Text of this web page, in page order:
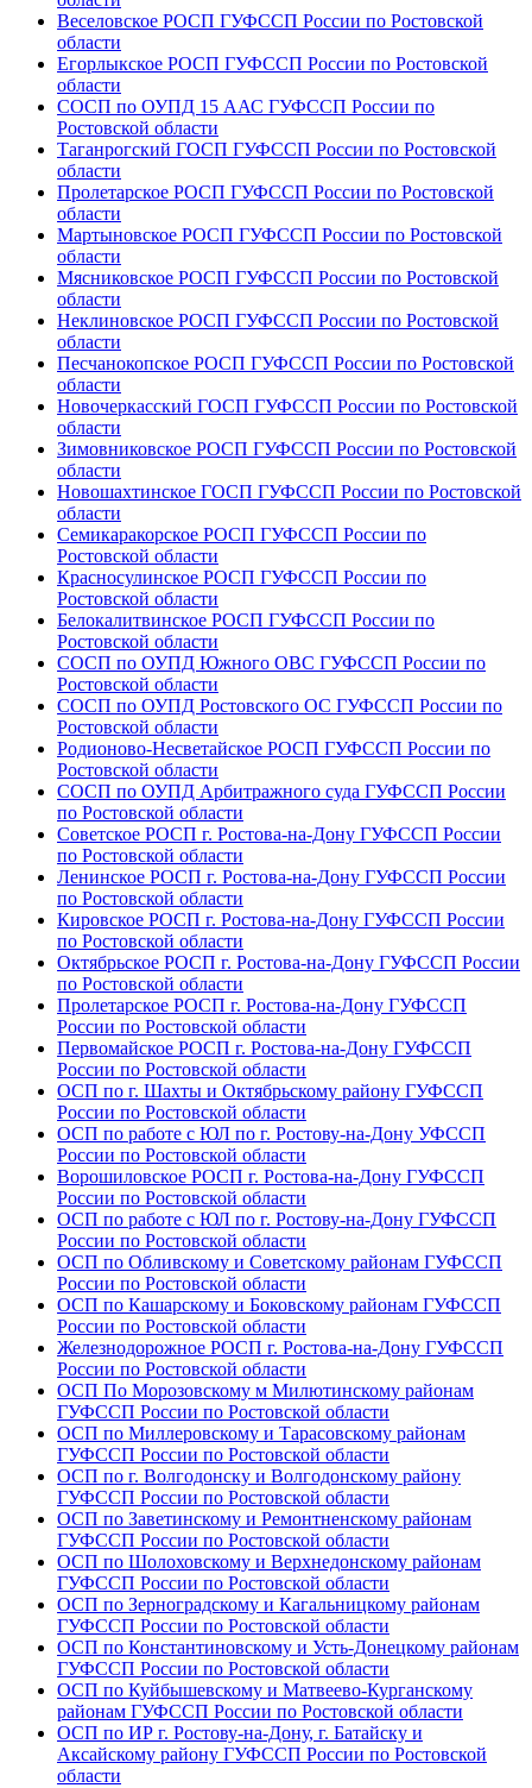
Веселовское РОСП ГУФССП России по Ростовской
области
Егорлыкское РОСП ГУФССП России по Ростовской
области
СОСП по ОУПД 15 ААС ГУФССП России по
Ростовской области
Таганрогский ГОСП ГУФССП России по Ростовской
области
Пролетарское РОСП ГУФССП России по Ростовской
области
Мартыновское РОСП ГУФССП России по Ростовской
области
Мясниковское РОСП ГУФССП России по Ростовской
области
Неклиновское РОСП ГУФССП России по Ростовской
области
Песчанокопское РОСП ГУФССП России по Ростовской
области
Новочеркасский ГОСП ГУФССП России по Ростовской
области
Зимовниковское РОСП ГУФССП России по Ростовской
области
Новошахтинское ГОСП ГУФССП России по Ростовской
области
Семикаракорское РОСП ГУФССП России по
Ростовской области
Красносулинское РОСП ГУФССП России по
Ростовской области
Белокалитвинское РОСП ГУФССП России по
Ростовской области
СОСП по ОУПД Южного ОВС ГУФССП России по
Ростовской области
СОСП по ОУПД Ростовского ОС ГУФССП России по
Ростовской области
Родионово-Несветайское РОСП ГУФССП России по
Ростовской области
СОСП по ОУПД Арбитражного суда ГУФССП России
по Ростовской области
Советское РОСП г. Ростова-на-Дону ГУФССП России
по Ростовской области
Ленинское РОСП г. Ростова-на-Дону ГУФССП России
по Ростовской области
Кировское РОСП г. Ростова-на-Дону ГУФССП России
по Ростовской области
Октябрьское РОСП г. Ростова-на-Дону ГУФССП России
по Ростовской области
Пролетарское РОСП г. Ростова-на-Дону ГУФССП
России по Ростовской области
Первомайское РОСП г. Ростова-на-Дону ГУФССП
России по Ростовской области
ОСП по г. Шахты и Октябрьскому району ГУФССП
России по Ростовской области
ОСП по работе с ЮЛ по г. Ростову-на-Дону УФССП
России по Ростовской области
Ворошиловское РОСП г. Ростова-на-Дону ГУФССП
России по Ростовской области
ОСП по работе с ЮЛ по г. Ростову-на-Дону ГУФССП
России по Ростовской области
ОСП по Обливскому и Советскому районам ГУФССП
России по Ростовской области
ОСП по Кашарскому и Боковскому районам ГУФССП
России по Ростовской области
Железнодорожное РОСП г. Ростова-на-Дону ГУФССП
России по Ростовской области
ОСП По Морозовскому м Милютинскому районам
ГУФССП России по Ростовской области
ОСП по Миллеровскому и Тарасовскому районам
ГУФССП России по Ростовской области
ОСП по г. Волгодонску и Волгодонскому району
ГУФССП России по Ростовской области
ОСП по Заветинскому и Ремонтненскому районам
ГУФССП России по Ростовской области
ОСП по Шолоховскому и Верхнедонскому районам
ГУФССП России по Ростовской области
ОСП по Зерноградскому и Кагальницкому районам
ГУФССП России по Ростовской области
ОСП по Константиновскому и Усть-Донецкому районам
ГУФССП России по Ростовской области
ОСП по Куйбышевскому и Матвеево-Курганскому
районам ГУФССП России по Ростовской области
ОСП по ИР г. Ростову-на-Дону, г. Батайску и
Аксайскому району ГУФССП России по Ростовской
области